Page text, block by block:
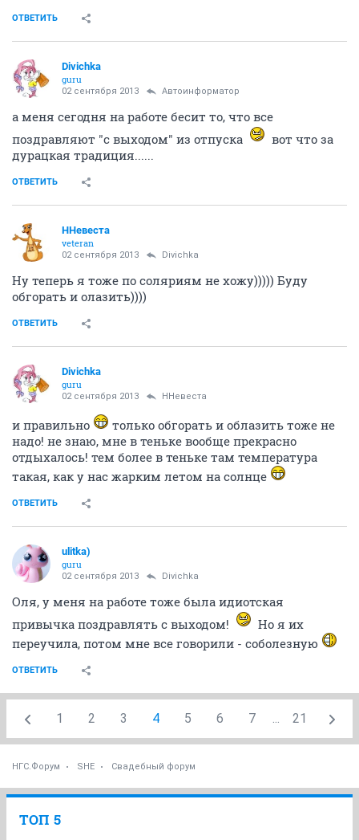
ОТВЕТИТЬ
Divichka
guru
02 сентября 2013 Автоинформатор
а меня сегодня на работе бесит то, что все
поздравляют "с выходом" из отпуска
вот что за
дурацкая традиция......
ОТВЕТИТЬ
ННевеста
veteran
02 сентября 2013 Divichka
Ну теперь я тоже по соляриям не хожу))))) Буду
обгорать и олазить))))
ОТВЕТИТЬ
Divichka
guru
02 сентября 2013 ННевеста
и правильно
только обгорать и облазить тоже не
надо! не знаю, мне в теньке вообще прекрасно
отдыхалось! тем более в теньке там температура
такая, как у нас жарким летом на солнце
ОТВЕТИТЬ
ulitka)
guru
02 сентября 2013 Divichka
Оля, у меня на работе тоже была идиотская
привычка поздравлять с выходом!
Но я их
переучила, потом мне все говорили - соболезную
ОТВЕТИТЬ
1 2 3 4 5 6 7 ... 21
НГС.Форум SHE Свадебный форум
ТОП 5